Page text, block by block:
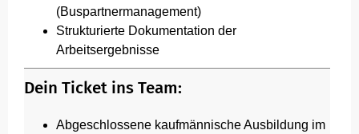
(Buspartnermanagement)
Strukturierte Dokumentation der
Arbeitsergebnisse
Dein Ticket ins Team:
Abgeschlossene kaufmännische Ausbildung im